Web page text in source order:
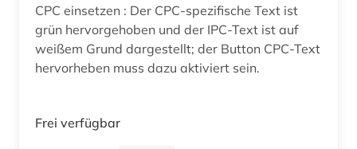
CPC einsetzen : Der CPC-spezifische Text ist
grün hervorgehoben und der IPC-Text ist auf
weißem Grund dargestellt; der Button CPC-Text
hervorheben muss dazu aktiviert sein.
Frei verfügbar